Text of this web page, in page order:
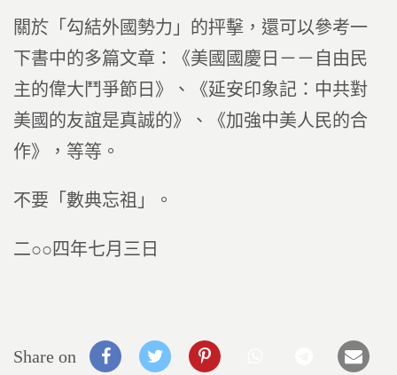
關於「勾結外國勢力」的抨擊，還可以參考一
下書中的多篇文章：《美國國慶日－－自由民
主的偉大鬥爭節日》、《延安印象記：中共對
美國的友誼是真誠的》、《加強中美人民的合
作》，等等。
不要「數典忘祖」。
二○○四年七月三日
Share on